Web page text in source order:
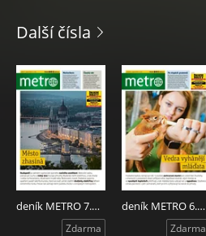
Další čísla
deník METRO 7.8.2026
Zdarma
deník METRO 6.8.2026
Zdarma